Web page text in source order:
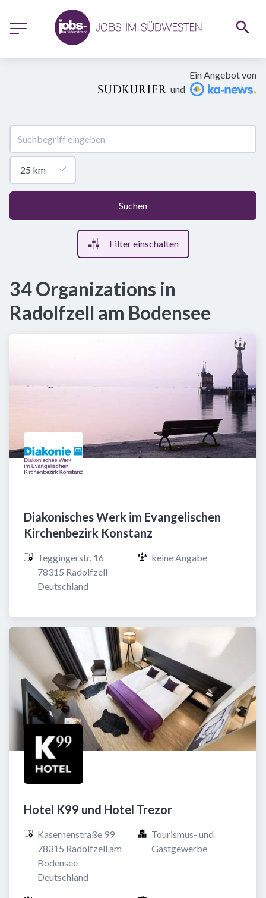
Ein Angebot von
und
Suchen
Filter einschalten
34 Organizations in
Radolfzell am Bodensee
Diakonisches Werk im Evangelischen
Kirchenbezirk Konstanz
Teggingerstr. 16
78315 Radolfzell
Deutschland
keine Angabe
Hotel K99 und Hotel Trezor
Kasernenstraße 99
78315 Radolfzell am
Bodensee
Deutschland
Tourismus- und
Gastgewerbe